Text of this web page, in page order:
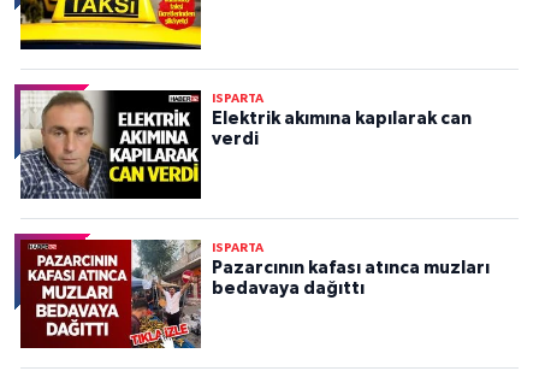
ISPARTA
Elektrik akımına kapılarak can
verdi
ISPARTA
Pazarcının kafası atınca muzları
bedavaya dağıttı